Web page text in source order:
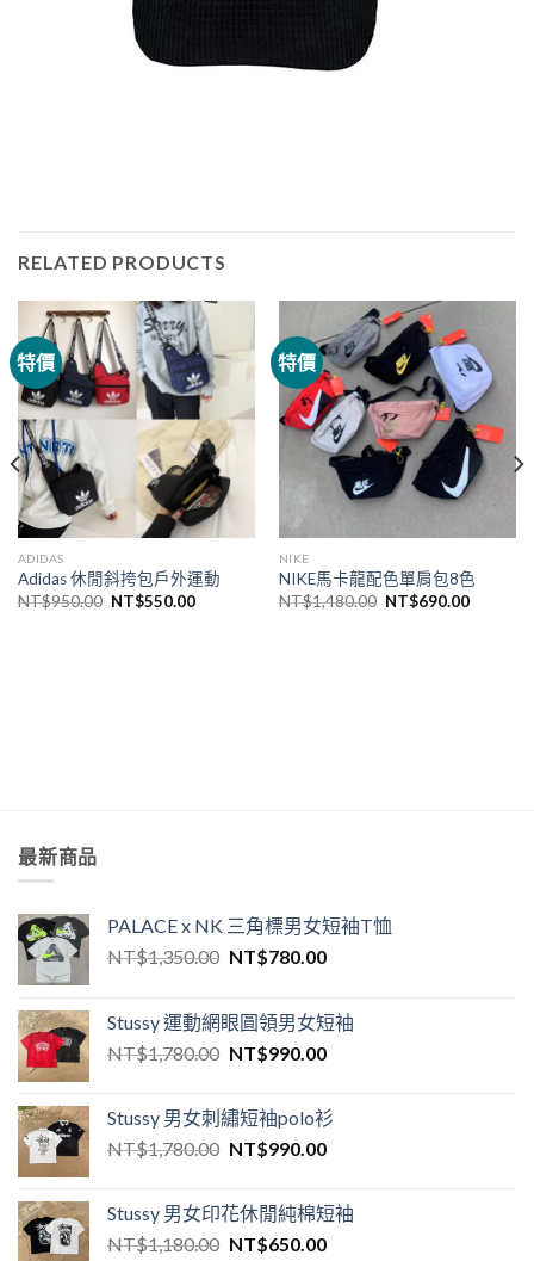
RELATED PRODUCTS
特價
ADIDAS
Adidas 休閒斜挎包戶外運動
NT$950.00 NT$550.00
特價
NIKE
NIKE馬卡龍配色單肩包8色
NT$1,480.00 NT$690.00
最新商品
PALACE x NK 三角標男女短袖T恤
NT$1,350.00 NT$780.00
Stussy 運動網眼圓領男女短袖
NT$1,780.00 NT$990.00
Stussy 男女刺繡短袖polo衫
NT$1,780.00 NT$990.00
Stussy 男女印花休閒純棉短袖
NT$1,180.00 NT$650.00